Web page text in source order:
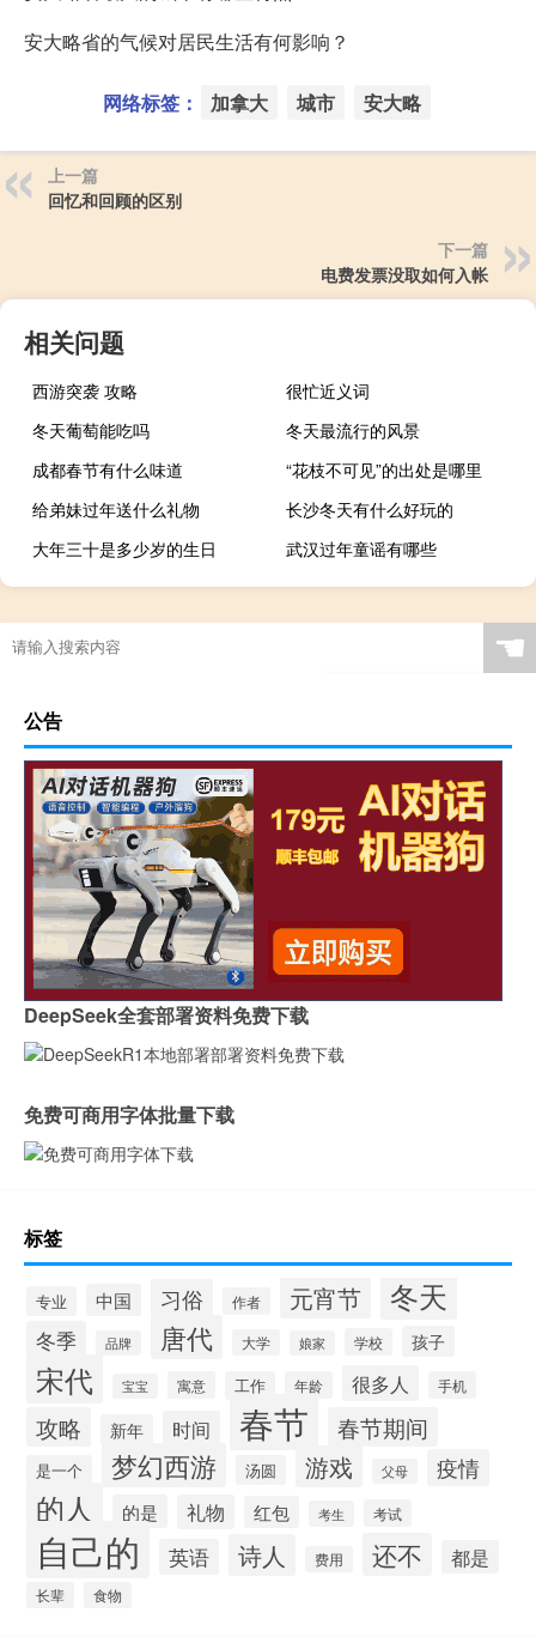
安大略省的气候对居民生活有何影响？
网络标签： 加拿大 城市 安大略
上一篇
回忆和回顾的区别
下一篇
电费发票没取如何入帐
相关问题
西游突袭 攻略
很忙近义词
冬天葡萄能吃吗
冬天最流行的风景
成都春节有什么味道
“花枝不可见”的出处是哪里
给弟妹过年送什么礼物
长沙冬天有什么好玩的
大年三十是多少岁的生日
武汉过年童谣有哪些
☚
公告
DeepSeek全套部署资料免费下载
免费可商用字体批量下载
标签
专业 中国 习俗 作者 元宵节 冬天
冬季 品牌 唐代 大学 娘家 学校 孩子
宋代 宝宝 寓意 工作 年龄 很多人 手机
攻略 新年 时间 春节 春节期间
是一个 梦幻西游 汤圆 游戏 父母 疫情
的人 的是 礼物 红包 考生 考试
自己的 英语 诗人 费用 还不 都是
长辈 食物